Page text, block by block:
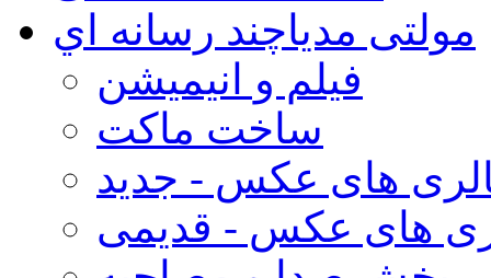
مولتی مدیاچند رسانه اي
فیلم و انیمیشن
ساخت ماکت
های عکس - جدید
های عکس - قدیمی